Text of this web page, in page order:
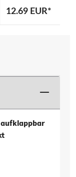
12.69 EUR*
aufklappbar